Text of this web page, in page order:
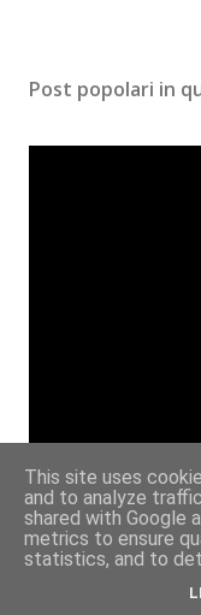
m
n
Post popolari in
Angelize
Recap
This site uses
and to analyze
shared with Google
metrics to ensure
statistics, and to